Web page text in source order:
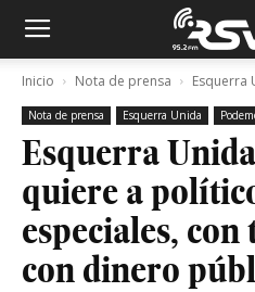
Inicio Nota de prensa Esquerra
Nota de prensa Esquerra Unida
Esquerra
quiere a
especiales,
con dinero